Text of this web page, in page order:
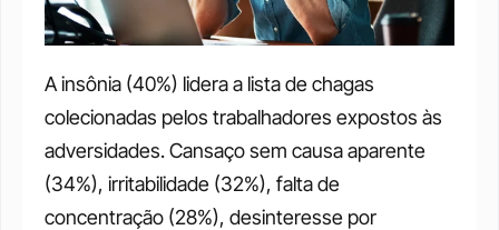
A insônia (40%) lidera a lista de chagas
colecionadas pelos trabalhadores expostos às
adversidades. Cansaço sem causa aparente
(34%), irritabilidade (32%), falta de
concentração (28%), desinteresse por